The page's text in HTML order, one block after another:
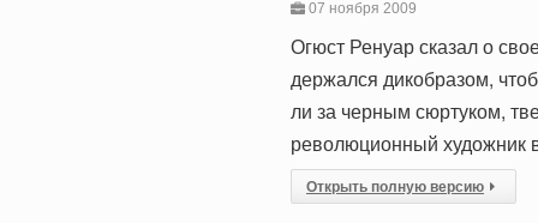
07 ноября 2009
Огюст Ренуар сказал о
держался дикобразом,
ли за черным сюртуком,
революционный художник
Открыть полную версию